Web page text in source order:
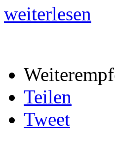
weiterlesen
Teilen
Tweet